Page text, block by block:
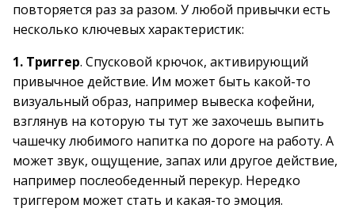
повторяется раз за разом. У любой привычки есть
несколько ключевых характеристик:
1. Триггер. Спусковой крючок, активирующий
привычное действие. Им может быть какой-то
визуальный образ, например вывеска кофейни,
взглянув на которую ты тут же захочешь выпить
чашечку любимого напитка по дороге на работу. А
может звук, ощущение, запах или другое действие,
например послеобеденный перекур. Нередко
триггером может стать и какая-то эмоция.